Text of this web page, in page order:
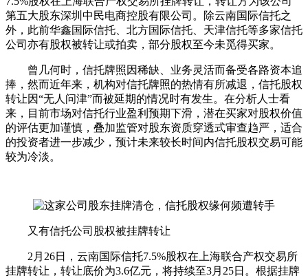
第五大股东深圳中民电商控股有限公司。除云南国际信托之
外，此前华鑫国际信托、北方国际信托、天津信托等多家信托
公司亦有股权被转让或拍卖，部分股权至今未觅得买家。
曾几何时，信托牌照因稀缺、业务灵活而备受各路资本追
捧，然而近年来，机构对信托牌照的热情有所减退，信托股权
转让因“无人问津”而被延期的情况时有发生。在分析人士看
来，目前市场对信托行业盈利预期下滑，潜在买家对股权价值
的评估更加谨慎，叠加监管对股东资质穿透式审查趋严，适合
的投资者进一步减少，预计未来较长时间内信托股权交易可能
较为冷淡。
又有信托公司股权被挂牌转让
2月26日，云南国际信托7.5%股权在上海联合产权交易所
挂牌转让，转让底价为3.6亿元，将持续至3月25日。根据挂牌